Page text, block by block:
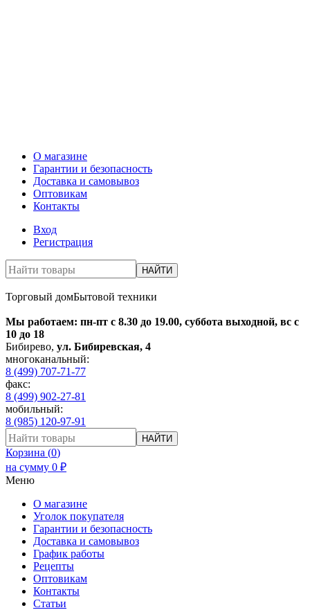
О магазине
Гарантии и безопасность
Доставка и самовывоз
Оптовикам
Контакты
Вход
Регистрация
НАЙТИ
Торговый домБытовой техники
Мы работаем: пн-пт с 8.30 до 19.00, суббота выходной, вс с
10 до 18
Бибирево, ул. Бибиревская, 4
многоканальный:
8 (499) 707-71-77
факс:
8 (499) 902-27-81
мобильный:
8 (985) 120-97-91
НАЙТИ
Корзина (0)
на сумму 0 ₽
Меню
О магазине
Уголок покупателя
Гарантии и безопасность
Доставка и самовывоз
График работы
Рецепты
Оптовикам
Контакты
Статьи